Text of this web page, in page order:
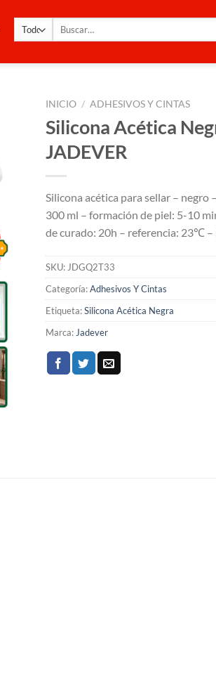
Buscar
INICIO / ADHESIVOS Y CINTAS
Silicona Acética
JADEVER
Silicona acética para sellar – negro
300 ml – formación de piel: 5-10
de curado: 20h – referencia: 23℃ –
SKU: JDGQ2T33
Categoría:Adhesivos Y Cintas
Etiqueta:Silicona Acética Negra
Marca: Jadever